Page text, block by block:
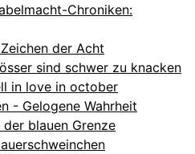
Chroniken:
der Acht
sind schwer zu knacken
in love in october
- Gelogene Wahrheit
blauen Grenze